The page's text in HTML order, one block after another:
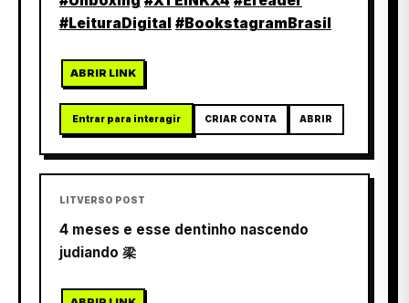
#LeituraDigital #BookstagramBrasil
ABRIR LINK
Entrar para interagir CRIAR CONTA ABRIR
LITVERSO POST
4 meses e esse dentinho nascendo
judiando 梁